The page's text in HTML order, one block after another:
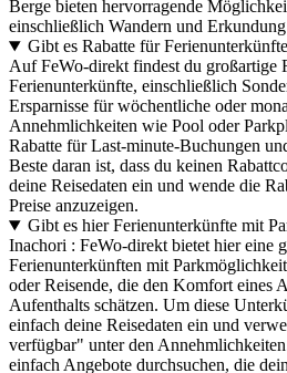
Berge bieten hervorragende
einschließlich Wandern und
Gibt es Rabatte für
Auf FeWo-direkt findest du großartige
Ferienunterkünfte, einschließlich
Ersparnisse für wöchentliche oder
Annehmlichkeiten wie Pool oder
Rabatte für Last-minute-Buchungen
Beste daran ist, dass du keinen
deine Reisedaten ein und wende die
Preise anzuzeigen.
Gibt es hier Ferienunterkünfte mit
Inachori : FeWo-direkt bietet hier eine
Ferienunterkünften mit
oder Reisende, die den Komfort eines
Aufenthalts schätzen. Um diese
einfach deine Reisedaten ein und
verfügbar" unter den
einfach Angebote durchsuchen, die